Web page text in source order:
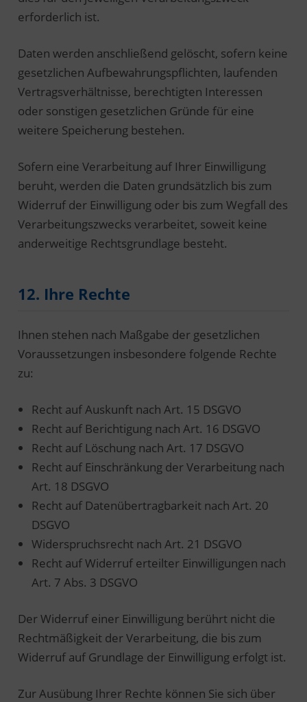
erforderlich ist.
Daten werden anschließend gelöscht, sofern keine
gesetzlichen Aufbewahrungspflichten, laufenden
Vertragsverhältnisse, berechtigten Interessen
oder sonstigen gesetzlichen Gründe für eine
weitere Speicherung bestehen.
Sofern eine Verarbeitung auf Ihrer Einwilligung
beruht, werden die Daten grundsätzlich bis zum
Widerruf der Einwilligung oder bis zum Wegfall des
Verarbeitungszwecks verarbeitet, soweit keine
anderweitige Rechtsgrundlage besteht.
12. Ihre Rechte
Ihnen stehen nach Maßgabe der gesetzlichen
Voraussetzungen insbesondere folgende Rechte
zu:
Recht auf Auskunft nach Art. 15 DSGVO
Recht auf Berichtigung nach Art. 16 DSGVO
Recht auf Löschung nach Art. 17 DSGVO
Recht auf Einschränkung der Verarbeitung nach
Art. 18 DSGVO
Recht auf Datenübertragbarkeit nach Art. 20
DSGVO
Widerspruchsrecht nach Art. 21 DSGVO
Recht auf Widerruf erteilter Einwilligungen nach
Art. 7 Abs. 3 DSGVO
Der Widerruf einer Einwilligung berührt nicht die
Rechtmäßigkeit der Verarbeitung, die bis zum
Widerruf auf Grundlage der Einwilligung erfolgt ist.
Zur Ausübung Ihrer Rechte können Sie sich über